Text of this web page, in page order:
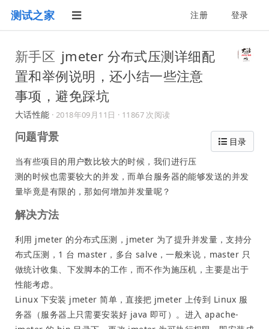
测试之家 注册 登录
新手区 jmeter 分布式压测详细配
置和举例说明，还小结一些注意
事项，避免踩坑
大话性能 · 2018年09月11日 · 11867 次阅读
目录
问题背景
当有些项目的用户数比较大的时候，我们进行压
测的时候也需要较大的并发，而单台服务器的能够发送的并发
量毕竟是有限的，那如何增加并发量呢？
解决方法
利用 jmeter 的分布式压测，jmeter 为了提升并发量，支持分
布式压测，1 台 master，多台 salve，一般来说，master 只
做统计收集、下发脚本的工作，而不作为施压机，主要是出于
性能考虑。
Linux 下安装 jmeter 简单，直接把 jmeter 上传到 Linux 服
务器（服务器上只需要安装好 java 即可）。进入 apache-